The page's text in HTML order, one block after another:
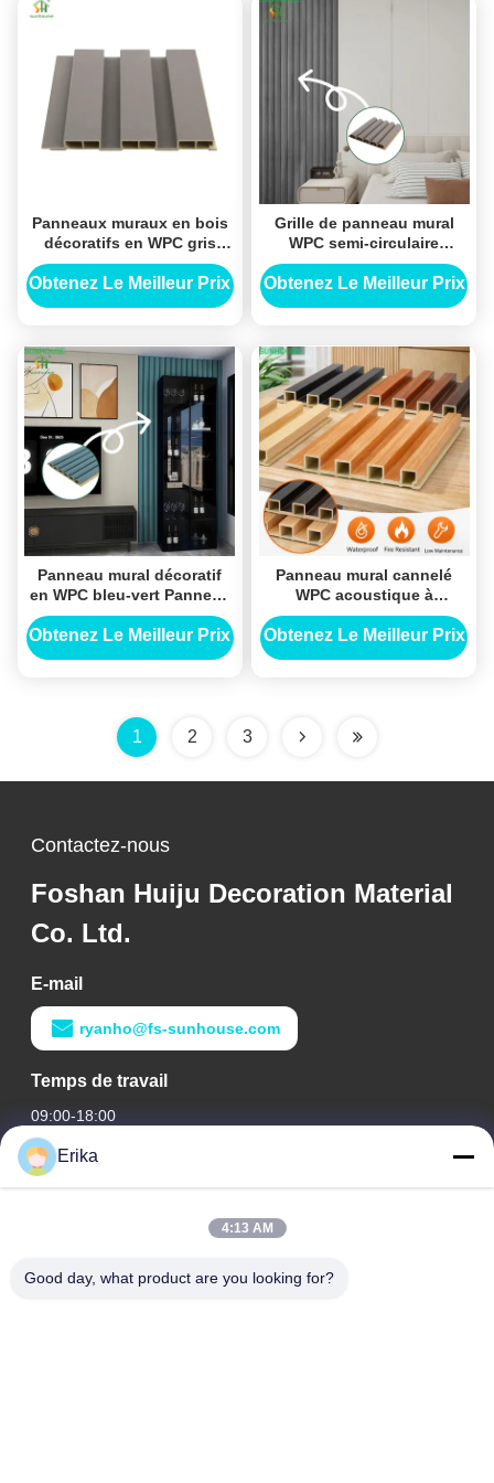
Panneaux muraux en bois
décoratifs en WPC gris
double cavité creux
panneau murale en WPC à
qualité
Obtenez Le Meilleur Prix
Grille de panneau mural
WPC semi-circulaire
moderne à âme creuse,
imitation bois gris, pour
revêtement mural intérieur
Obtenez Le Meilleur Prix
Panneau mural décoratif
en WPC bleu-vert Panneau
mural en grille moderne
Groove semi-circulaire 3D
Obtenez Le Meilleur Prix
Panneau mural cannelé
WPC acoustique à
lamelles, composite bois-
plastique décoratif, grille
de décoration intérieure
Obtenez Le Meilleur Prix
1 2 3
Contactez-nous
Foshan Huiju Decoration Material
Co. Ltd.
E-mail
ryanho@fs-sunhouse.com
Temps de travail
09:00-18:00
Notre adresse
Édifice international Weiye, n° 75 rue Lingnan, ville de Dali,
Erika
4:13 AM
Good day, what product are you looking for?